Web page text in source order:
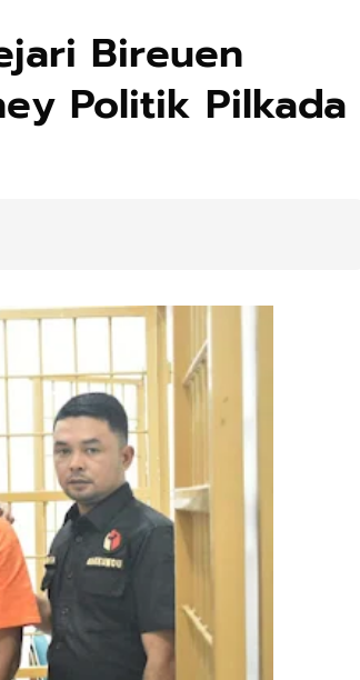
Bireuen
Politik Pilkada